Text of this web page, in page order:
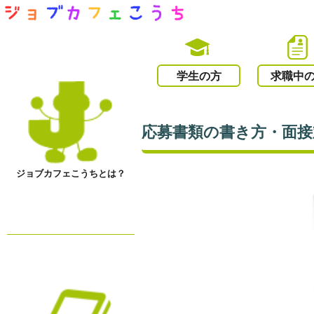
学生の方 求職中
ジョブカフェこうちとは？
応募書類の書き方・面